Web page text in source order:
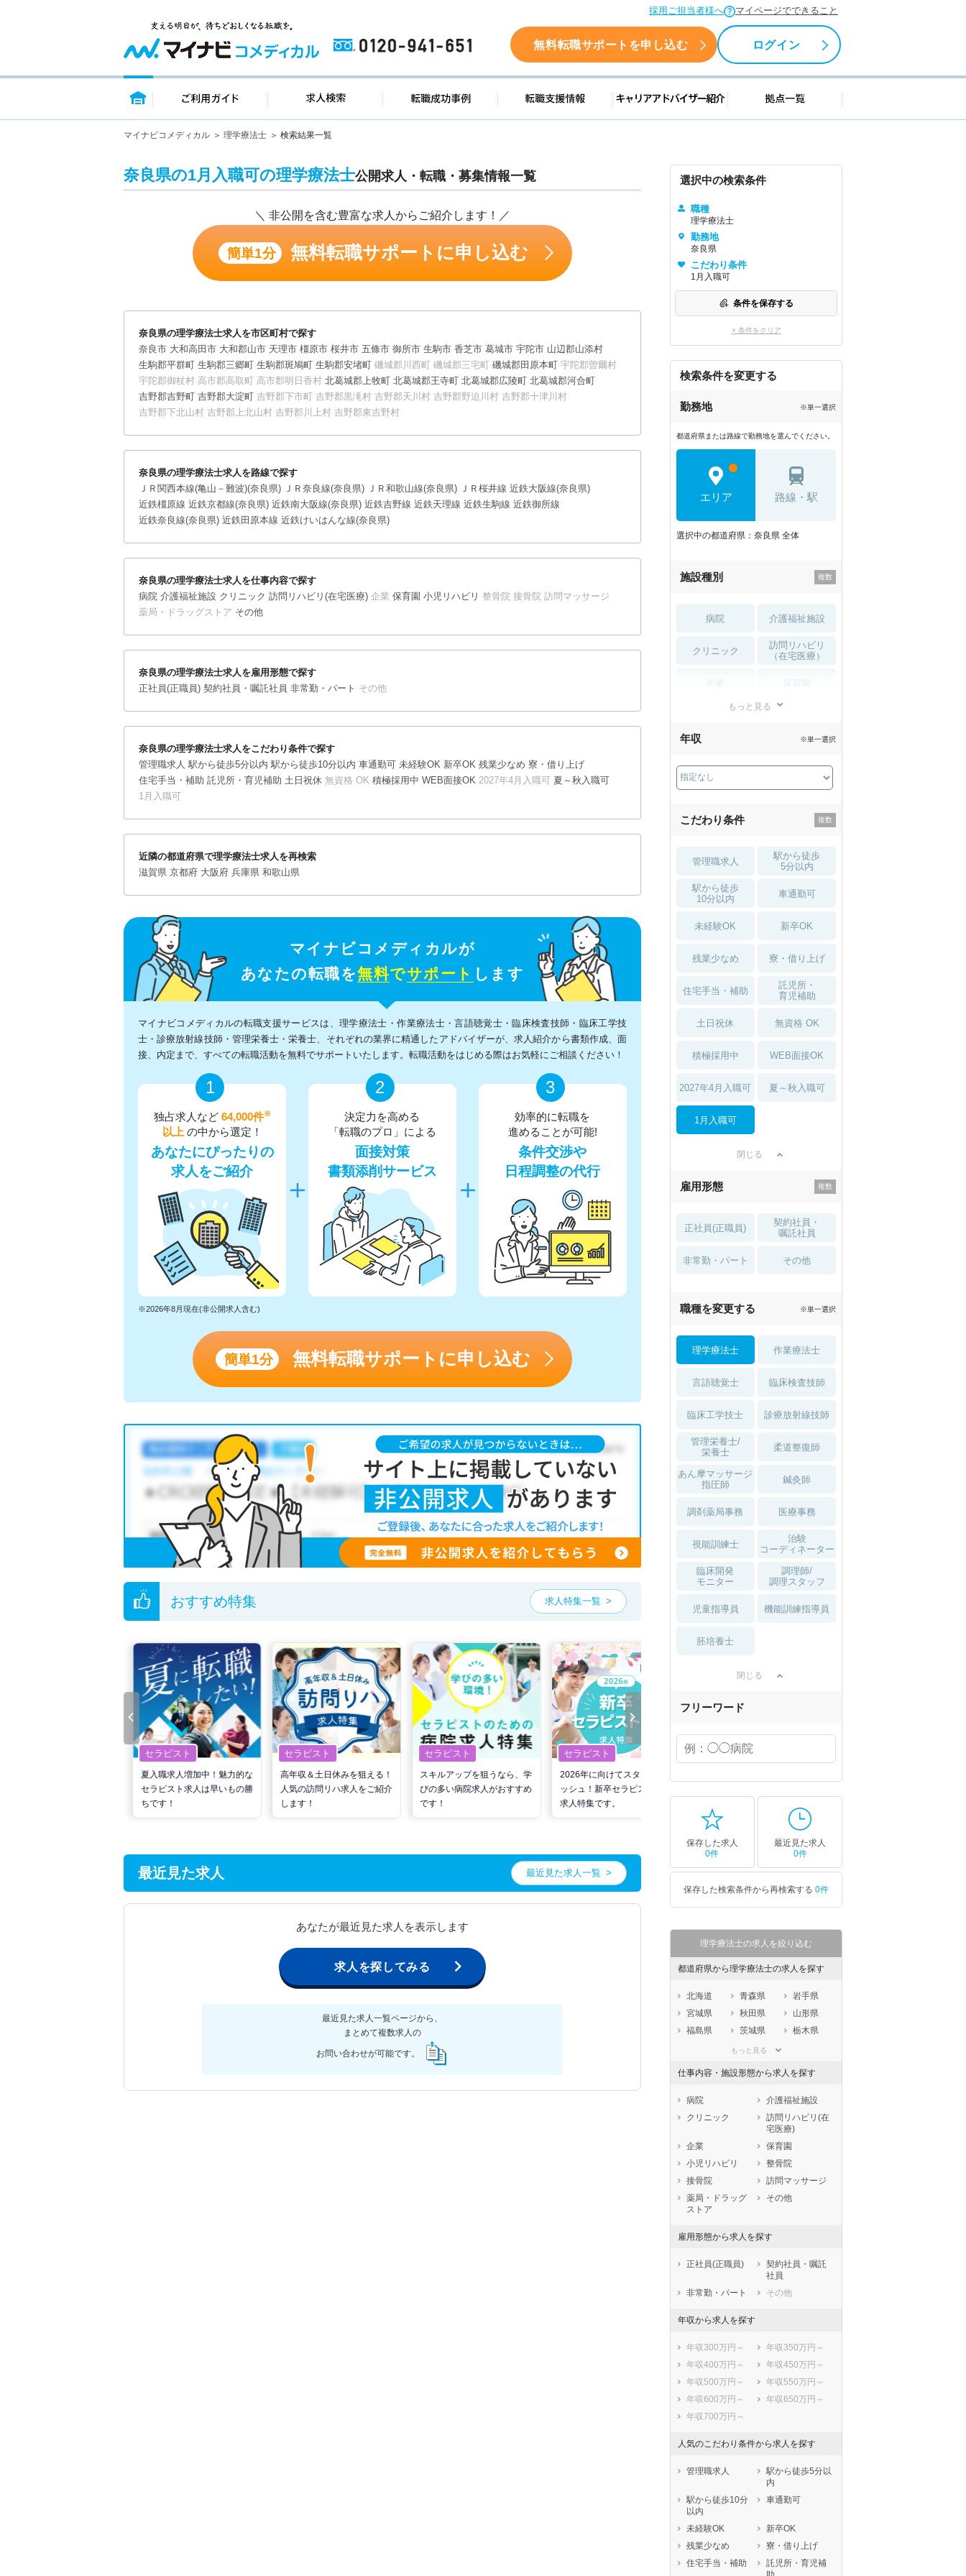
採用ご担当者様へ マイページでできること
0120-941-651 無料転職サポートを申し込む ログイン
トップページ ご利用ガイド 求人検索 転職成功事例 転職支援情報 キャリアアドバイザー紹介 拠点一覧
マイナビコメディカル 理学療法士 検索結果一覧
奈良県の1月入職可の理学療法士公開求人・転職・募集情報一覧
＼ 非公開を含む豊富な求人からご紹介します！／
簡単1分 無料転職サポートに申し込む
奈良県の理学療法士求人を市区町村で探す
奈良市 大和高田市 大和郡山市 天理市 橿原市 桜井市 五條市 御所市 生駒市 香芝市 葛城市 宇陀市 山辺郡山添村
生駒郡平群町 生駒郡三郷町 生駒郡斑鳩町 生駒郡安堵町 磯城郡川西町 磯城郡三宅町 磯城郡田原本町 宇陀郡曽爾村
宇陀郡御杖村 高市郡高取町 高市郡明日香村 北葛城郡上牧町 北葛城郡王寺町 北葛城郡広陵町 北葛城郡河合町
吉野郡吉野町 吉野郡大淀町 吉野郡下市町 吉野郡黒滝村 吉野郡天川村 吉野郡野迫川村 吉野郡十津川村
吉野郡下北山村 吉野郡上北山村 吉野郡川上村 吉野郡東吉野村
奈良県の理学療法士求人を路線で探す
ＪＲ関西本線(亀山－難波)(奈良県) ＪＲ奈良線(奈良県) ＪＲ和歌山線(奈良県) ＪＲ桜井線 近鉄大阪線(奈良県)
近鉄橿原線 近鉄京都線(奈良県) 近鉄南大阪線(奈良県) 近鉄吉野線 近鉄天理線 近鉄生駒線 近鉄御所線
近鉄奈良線(奈良県) 近鉄田原本線 近鉄けいはんな線(奈良県)
奈良県の理学療法士求人を仕事内容で探す
病院 介護福祉施設 クリニック 訪問リハビリ(在宅医療) 企業 保育園 小児リハビリ 整骨院 接骨院 訪問マッサージ
薬局・ドラッグストア その他
奈良県の理学療法士求人を雇用形態で探す
正社員(正職員) 契約社員・嘱託社員 非常勤・パート その他
奈良県の理学療法士求人をこだわり条件で探す
管理職求人 駅から徒歩5分以内 駅から徒歩10分以内 車通勤可 未経験OK 新卒OK 残業少なめ 寮・借り上げ
住宅手当・補助 託児所・育児補助 土日祝休 無資格 OK 積極採用中 WEB面接OK 2027年4月入職可 夏～秋入職可
1月入職可
近隣の都道府県で理学療法士求人を再検索
滋賀県 京都府 大阪府 兵庫県 和歌山県
マイナビコメディカルが
あなたの転職を無料でサポート します
マイナビコメディカルの転職支援サービスは、理学療法士・作業療法士・言語聴覚士・臨床検査技師・臨床工学技
士・診療放射線技師・管理栄養士・栄養士、それぞれの業界に精通したアドバイザーが、求人紹介から書類作成、面
接、内定まで、すべての転職活動を無料でサポートいたします。転職活動をはじめる際はお気軽にご相談ください！
1
独占求人など 64,000件※
以上 の中から選定！
あなたにぴったりの
求人をご紹介
2
決定力を高める
「転職のプロ」による
面接対策
書類添削サービス
3
効率的に転職を
進めることが可能!
条件交渉や
日程調整の代行
※2026年8月現在(非公開求人含む)
簡単1分 無料転職サポートに申し込む
おすすめ特集 求人特集一覧
セラピスト
夏入職求人増加中！魅力的な
セラピスト求人は早いもの勝
ちです！
セラピスト
高年収＆土日休みを狙える！
人気の訪問リハ求人をご紹介
します！
セラピスト
スキルアップを狙うなら、学
びの多い病院求人がおすすめ
です！
セラピスト
2026年に向けてスタートダ
ッシュ！新卒セラピスト向け
求人特集です。
セラピスト
最近見た求人 最近見た求人一覧
あなたが最近見た求人を表示します
求人を探してみる
最近見た求人一覧ページから、
まとめて複数求人の
お問い合わせが可能です。
選択中の検索条件
職種
理学療法士
勤務地
奈良県
こだわり条件
1月入職可
条件を保存する
× 条件をクリア
検索条件を変更する
勤務地 ※単一選択
都道府県または路線で勤務地を選んでください。
エリア 路線・駅
選択中の都道府県：奈良県 全体
施設種別
病院 介護福祉施設
クリニック
訪問リハビリ
（在宅医療）
薬局・
もっと見る
年収 ※単一選択
こだわり条件
管理職求人
駅から徒歩
5分以内
駅から徒歩
10分以内
車通勤可
未経験OK 新卒OK
残業少なめ 寮・借り上げ
住宅手当・補助
託児所・
育児補助
土日祝休 無資格 OK
積極採用中 WEB面接OK
2027年4月入職可 夏～秋入職可
1月入職可
閉じる
雇用形態
正社員(正職員)
契約社員・
嘱託社員
非常勤・パート その他
職種を変更する ※単一選択
理学療法士 作業療法士
言語聴覚士 臨床検査技師
臨床工学技士 診療放射線技師
管理栄養士/
栄養士
柔道整復師
あん摩マッサージ
指圧師
鍼灸師
調剤薬局事務 医療事務
視能訓練士
治験
コーディネーター
臨床開発
モニター
調理師/
調理スタッフ
児童指導員 機能訓練指導員
胚培養士
閉じる
フリーワード
保存した求人
0件
最近見た求人
0件
保存した検索条件から再検索する 0件
理学療法士の求人を絞り込む
都道府県から理学療法士の求人を探す
北海道 青森県
岩手県
宮城県
秋田県
山形県
福島県
茨城県
栃木県
埼玉県
石川県
福井県
岐阜県
静岡県
愛知県
三重県
大阪府
兵庫県
奈良県
鳥取県
島根県
広島県
山口県
徳島県
香川県
愛媛県
熊本県
大分県
もっと見る
仕事内容・施設形態から求人を探す
病院
介護福祉施設
クリニック
訪問リハビリ(在
宅医療)
企業
保育園
小児リハビリ
整骨院
接骨院
訪問マッサージ
薬局・ドラッグ
ストア
その他
雇用形態から求人を探す
正社員(正職員)
契約社員・嘱託
社員
非常勤・パート
その他
年収から求人を探す
年収300万円～
年収350万円～
年収400万円～
年収450万円～
年収500万円～
年収550万円～
年収600万円～
年収650万円～
年収700万円～
人気のこだわり条件から求人を探す
管理職求人
駅から徒歩5分以
内
駅から徒歩10分
以内
車通勤可
未経験OK
新卒OK
残業少なめ
寮・借り上げ
住宅手当・補助
託児所・育児補